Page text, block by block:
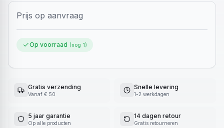
Prijs op aanvraag
Op voorraad (nog 1)
Gratis verzending
Vanaf € 50
Snelle levering
1-2 werkdagen
5 jaar garantie
Op alle producten
14 dagen retour
Gratis retourneren